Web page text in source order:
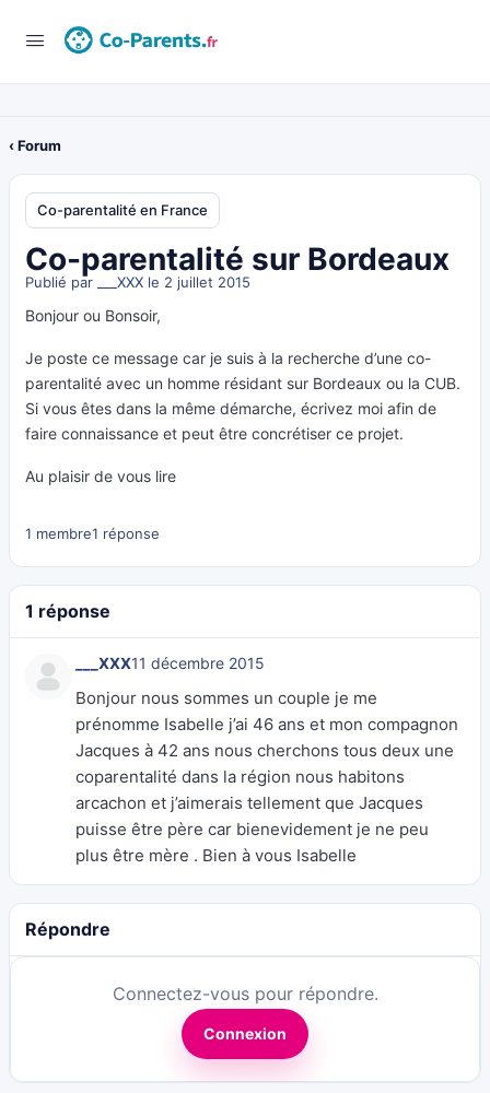
‹ Forum
Co-parentalité en France
Co-parentalité sur Bordeaux
Publié par ___XXX le 2 juillet 2015
Bonjour ou Bonsoir,
Je poste ce message car je suis à la recherche d’une co-
parentalité avec un homme résidant sur Bordeaux ou la CUB.
Si vous êtes dans la même démarche, écrivez moi afin de
faire connaissance et peut être concrétiser ce projet.
Au plaisir de vous lire
1 membre1 réponse
1 réponse
___XXX11 décembre 2015
Bonjour nous sommes un couple je me
prénomme Isabelle j’ai 46 ans et mon compagnon
Jacques à 42 ans nous cherchons tous deux une
coparentalité dans la région nous habitons
arcachon et j’aimerais tellement que Jacques
puisse être père car bienevidement je ne peu
plus être mère . Bien à vous Isabelle
Répondre
Connectez-vous pour répondre.
Connexion